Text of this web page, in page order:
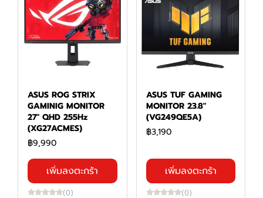
ASUS ROG STRIX
GAMINIG MONITOR
27" QHD 255Hz
(XG27ACMES)
฿9,990
เพิ่มลงตะกร้า
(0)
ASUS TUF GAMING
MONITOR 23.8"
(VG249QE5A)
฿3,190
เพิ่มลงตะกร้า
(0)